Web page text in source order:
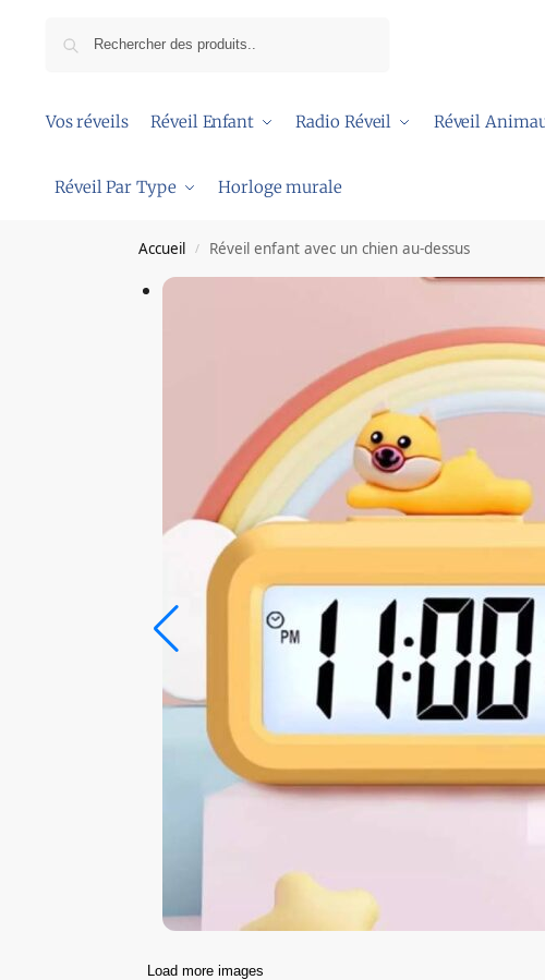
Vos réveils Réveil Enfant Radio Réveil Réveil
Réveil Par Type Horloge murale
Accueil / Réveil enfant avec un chien au-dessus
Load more images